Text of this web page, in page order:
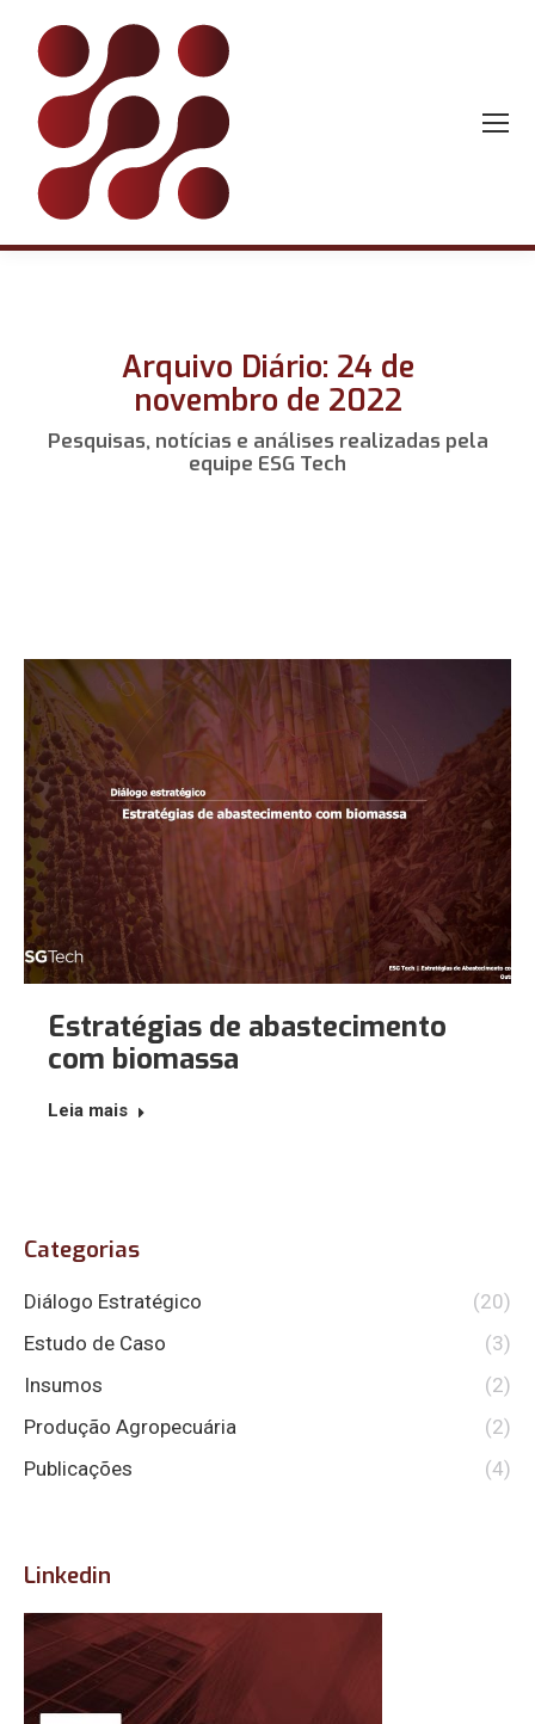
Arquivo Diário: 24 de
novembro de 2022
Pesquisas, notícias e análises realizadas pela
equipe ESG Tech
Estratégias de abastecimento
com biomassa
Leia mais
Categorias
Diálogo Estratégico
(20)
Estudo de Caso
(3)
Insumos
(2)
Produção Agropecuária
(2)
Publicações
(4)
Linkedin